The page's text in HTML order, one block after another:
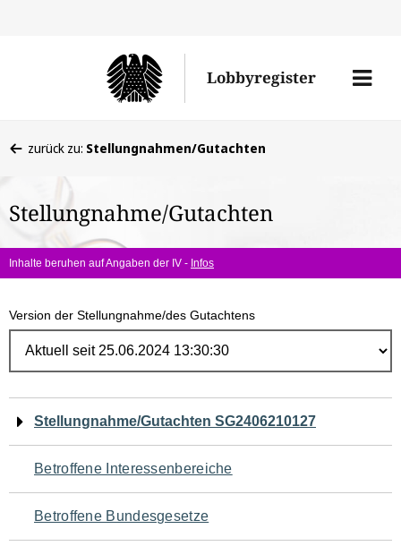
Lobbyregister
Menü
befinden
hier:
zurück zu: Stellungnahmen/Gutachten
Stellungnahme/Gutachten
Inhalte beruhen auf Angaben der IV - Infos
Version der Stellungnahme/des Gutachtens
Navigation
für
den
Seiteninhalt
Stellungnahme/Gutachten SG2406210127
Betroffene Interessenbereiche
Betroffene Bundesgesetze